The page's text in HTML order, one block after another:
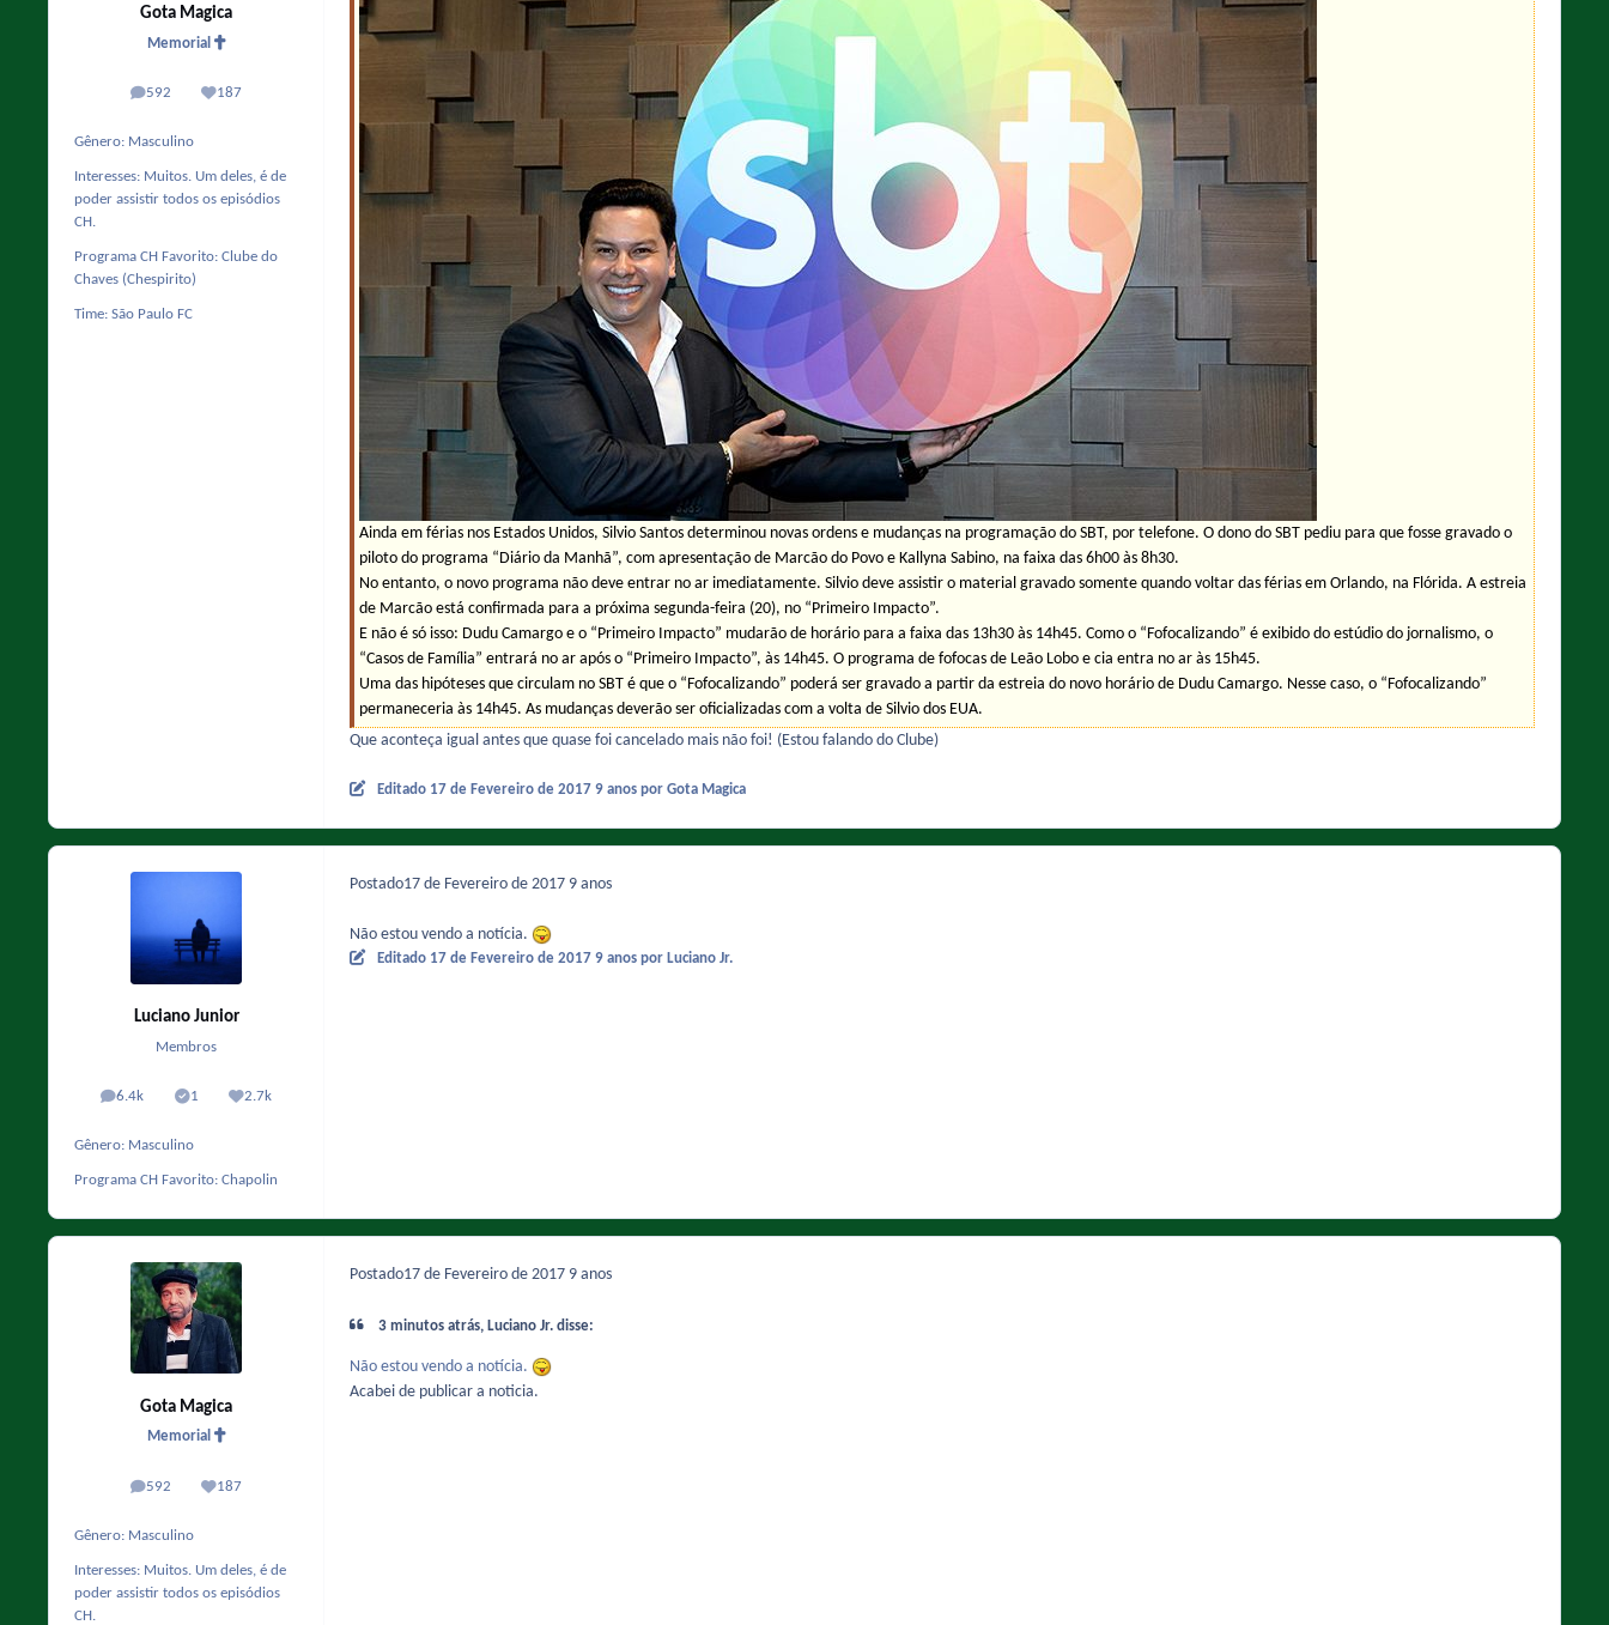
Gota Magica
Memorial
592
posts 187
Reputação
Gênero: Masculino
Interesses: Muitos. Um deles, é de
poder assistir todos os episódios
CH.
Programa CH Favorito: Clube do
Chaves (Chespirito)
Time: São Paulo FC
Ainda em férias nos Estados Unidos, Silvio Santos determinou novas ordens e mudanças na programação do SBT, por telefone. O dono do SBT pediu para que fosse gravado o
piloto do programa “Diário da Manhã”, com apresentação de Marcão do Povo e Kallyna Sabino, na faixa das 6h00 às 8h30.
No entanto, o novo programa não deve entrar no ar imediatamente. Silvio deve assistir o material gravado somente quando voltar das férias em Orlando, na Flórida. A estreia
de Marcão está confirmada para a próxima segunda-feira (20), no “Primeiro Impacto”.
E não é só isso: Dudu Camargo e o “Primeiro Impacto” mudarão de horário para a faixa das 13h30 às 14h45. Como o “Fofocalizando” é exibido do estúdio do jornalismo, o
“Casos de Família” entrará no ar após o “Primeiro Impacto”, às 14h45. O programa de fofocas de Leão Lobo e cia entra no ar às 15h45.
Uma das hipóteses que circulam no SBT é que o “Fofocalizando” poderá ser gravado a partir da estreia do novo horário de Dudu Camargo. Nesse caso, o “Fofocalizando”
permaneceria às 14h45. As mudanças deverão ser oficializadas com a volta de Silvio dos EUA.
Que aconteça igual antes que quase foi cancelado mais não foi! (Estou falando do Clube)
Editado 17 de Fevereiro de 2017 9 anos por Gota Magica
Luciano Junior
Membros
6.4k
posts 1
Solutions2.7k
Reputação
Gênero: Masculino
Programa CH Favorito: Chapolin
Postado17 de Fevereiro de 2017 9 anos
Não estou vendo a notícia.
Editado 17 de Fevereiro de 2017 9 anos por Luciano Jr.
Gota Magica
Memorial
592
posts 187
Reputação
Gênero: Masculino
Interesses: Muitos. Um deles, é de
poder assistir todos os episódios
CH.
Postado17 de Fevereiro de 2017 9 anos
3 minutos atrás, Luciano Jr. disse:
Não estou vendo a notícia.
Acabei de publicar a noticia.